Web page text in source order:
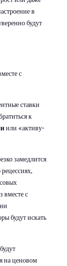
в
будут
с
ставки
к
или «активу-
замедлится
вместе с
будут искать
на ценовом